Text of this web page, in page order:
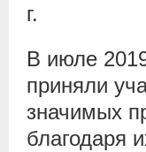
г.
В июле
приняли
значимых
благодаря